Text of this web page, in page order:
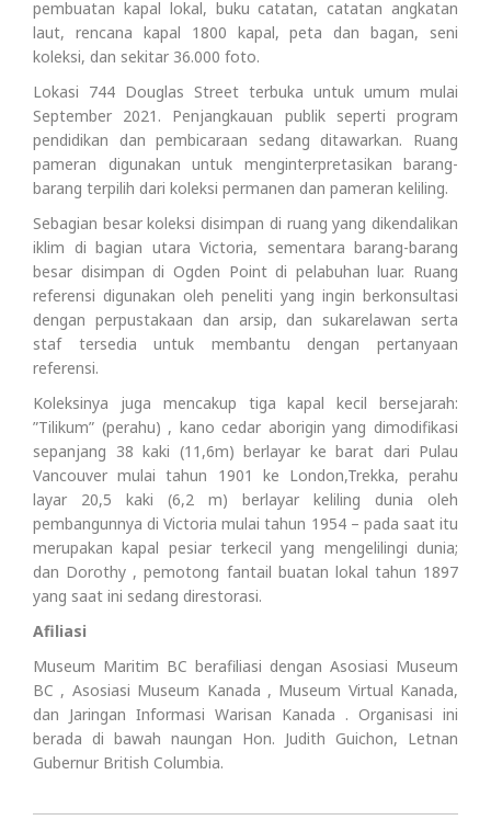
pembuatan kapal lokal, buku catatan, catatan angkatan
laut, rencana kapal 1800 kapal, peta dan bagan, seni
koleksi, dan sekitar 36.000 foto.
Lokasi 744 Douglas Street terbuka untuk umum mulai
September 2021. Penjangkauan publik seperti program
pendidikan dan pembicaraan sedang ditawarkan. Ruang
pameran digunakan untuk menginterpretasikan barang-
barang terpilih dari koleksi permanen dan pameran keliling.
Sebagian besar koleksi disimpan di ruang yang dikendalikan
iklim di bagian utara Victoria, sementara barang-barang
besar disimpan di Ogden Point di pelabuhan luar. Ruang
referensi digunakan oleh peneliti yang ingin berkonsultasi
dengan perpustakaan dan arsip, dan sukarelawan serta
staf tersedia untuk membantu dengan pertanyaan
referensi.
Koleksinya juga mencakup tiga kapal kecil bersejarah:
”Tilikum” (perahu) , kano cedar aborigin yang dimodifikasi
sepanjang 38 kaki (11,6m) berlayar ke barat dari Pulau
Vancouver mulai tahun 1901 ke London,Trekka, perahu
layar 20,5 kaki (6,2 m) berlayar keliling dunia oleh
pembangunnya di Victoria mulai tahun 1954 – pada saat itu
merupakan kapal pesiar terkecil yang mengelilingi dunia;
dan Dorothy , pemotong fantail buatan lokal tahun 1897
yang saat ini sedang direstorasi.
Afiliasi
Museum Maritim BC berafiliasi dengan Asosiasi Museum
BC , Asosiasi Museum Kanada , Museum Virtual Kanada,
dan Jaringan Informasi Warisan Kanada . Organisasi ini
berada di bawah naungan Hon. Judith Guichon, Letnan
Gubernur British Columbia.